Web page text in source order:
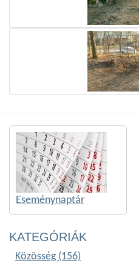
Eseménynaptár
KATEGÓRIÁK
Közösség (156)